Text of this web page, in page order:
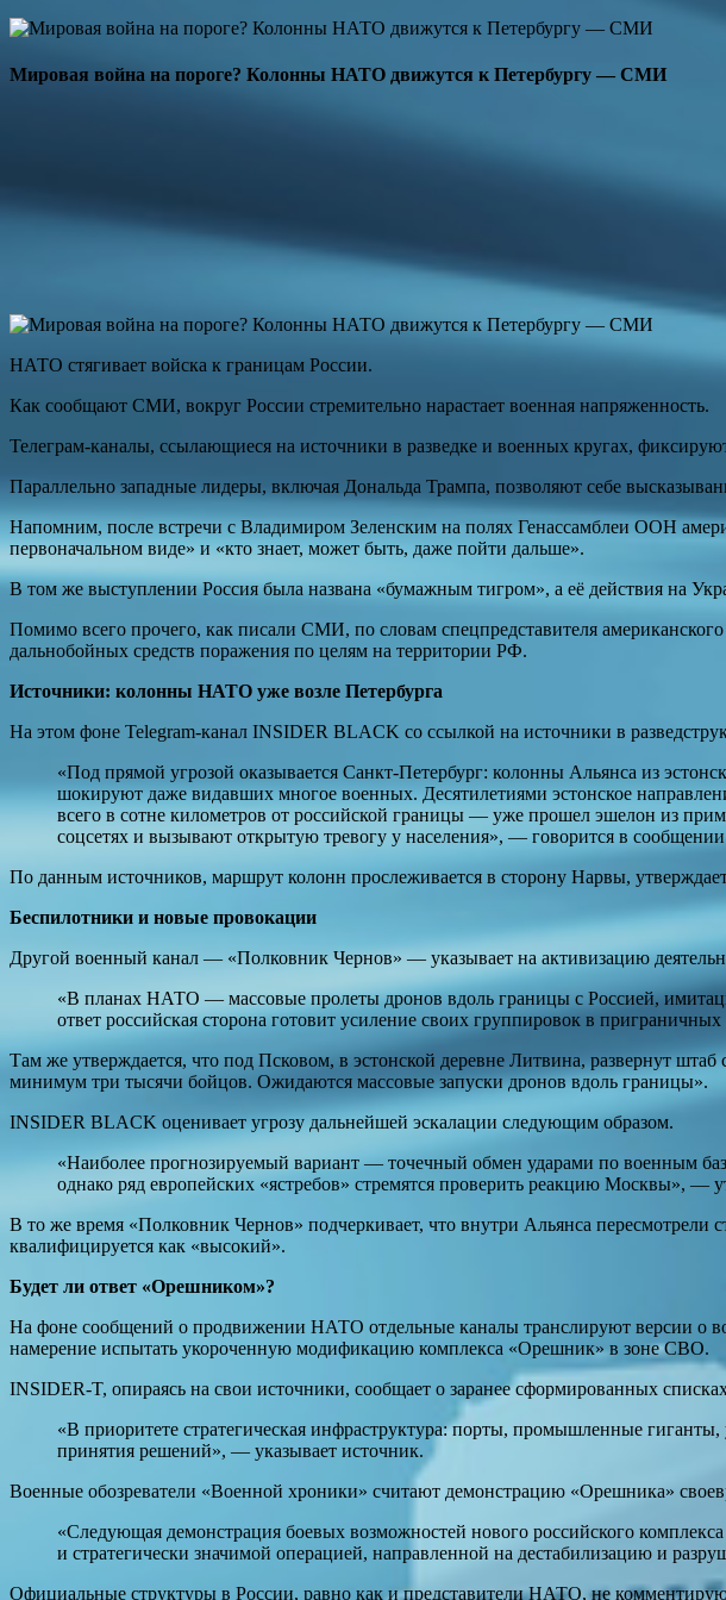
Мировая война на пороге? Колонны НАТО движутся к Петербургу — СМИ
НАТО стягивает войска к границам России.
Как сообщают СМИ, вокруг России стремительно нарастает военная напряженность.
Телеграм-каналы, ссылающиеся на источники в разведке и военных кругах,
Параллельно западные лидеры, включая Дональда Трампа, позволяют себе
Напомним, после встречи с Владимиром Зеленским на полях Генассамблеи ООН
первоначальном виде» и «кто знает, может быть, даже пойти дальше».
В том же выступлении Россия была названа «бумажным тигром», а её действия на
Помимо всего прочего, как писали СМИ, по словам спецпредставителя
дальнобойных средств поражения по целям на территории РФ.
Источники: колонны НАТО уже возле Петербурга
На этом фоне Telegram-канал INSIDER BLACK со ссылкой на источники в
«Под прямой угрозой оказывается Санкт-Петербург: колонны Альянса из
шокируют даже видавших многое военных. Десятилетиями эстонское
всего в сотне километров от российской границы — уже прошел эшелон из
соцсетях и вызывают открытую тревогу у населения», — говорится в сообщении
По данным источников, маршрут колонн прослеживается в сторону Нарвы,
Беспилотники и новые провокации
Другой военный канал — «Полковник Чернов» — указывает на активизацию
«В планах НАТО — массовые пролеты дронов вдоль границы с Россией,
ответ российская сторона готовит усиление своих группировок в
Там же утверждается, что под Псковом, в эстонской деревне Литвина, развернут
минимум три тысячи бойцов. Ожидаются массовые запуски дронов вдоль границы».
INSIDER BLACK оценивает угрозу дальнейшей эскалации следующим образом.
«Наиболее прогнозируемый вариант — точечный обмен ударами по военным
однако ряд европейских «ястребов» стремятся проверить реакцию Москвы», —
В то же время «Полковник Чернов» подчеркивает, что внутри Альянса
квалифицируется как «высокий».
Будет ли ответ «Орешником»?
На фоне сообщений о продвижении НАТО отдельные каналы транслируют версии о
намерение испытать укороченную модификацию комплекса «Орешник» в зоне СВО.
INSIDER-T, опираясь на свои источники, сообщает о заранее сформированных
«В приоритете стратегическая инфраструктура: порты, промышленные
принятия решений», — указывает источник.
Военные обозреватели «Военной хроники» считают демонстрацию «Орешника»
«Следующая демонстрация боевых возможностей нового российского
и стратегически значимой операцией, направленной на дестабилизацию и
Официальные структуры в России, равно как и представители НАТО, не